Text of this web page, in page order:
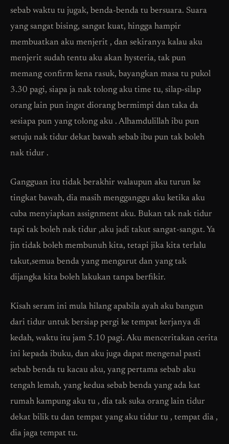
sebab waktu tu jugak, benda-benda tu bersuara. Suara
yang sangat bising, sangat kuat, hingga hampir
membuatkan aku menjerit , dan sekiranya kalau aku
menjerit sudah tentu aku akan hysteria, tak pun
memang confirm kena rasuk, bayangkan masa tu pukol
3.30 pagi, siapa ja nak tolong aku time tu, silap-silap
orang lain pun ingat diorang bermimpi dan taka da
sesiapa pun yang tolong aku . Alhamdulillah ibu pun
setuju nak tidur dekat bawah sebab ibu pun tak boleh
nak tidur .
Gangguan itu tidak berakhir walaupun aku turun ke
tingkat bawah, dia masih mengganggu aku ketika aku
cuba menyiapkan assignment aku. Bukan tak nak tidur
tapi tak boleh nak tidur ,aku jadi takut sangat-sangat. Ya
jin tidak boleh membunuh kita, tetapi jika kita terlalu
takut,semua benda yang mengarut dan yang tak
dijangka kita boleh lakukan tanpa berfikir.
Kisah seram ini mula hilang apabila ayah aku bangun
dari tidur untuk bersiap pergi ke tempat kerjanya di
kedah, waktu itu jam 5.10 pagi. Aku menceritakan cerita
ini kepada ibuku, dan aku juga dapat mengenal pasti
sebab benda tu kacau aku, yang pertama sebab aku
tengah lemah, yang kedua sebab benda yang ada kat
rumah kampung aku tu , dia tak suka orang lain tidur
dekat bilik tu dan tempat yang aku tidur tu , tempat dia ,
dia jaga tempat tu.